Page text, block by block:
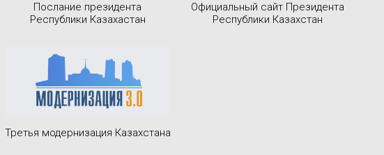
Послание президента
Республики Казахастан
Официальный сайт Президента
Республики Казахстан
Третья модернизация Казахстана